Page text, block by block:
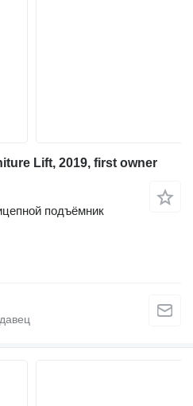
Lift, 2019, first owner
подъёмник